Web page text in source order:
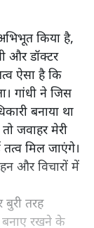
किया है,
और डॉक्टर
ऐसा है कि
गांधी ने जिस
बनाया था
जवाहर मेरी
मिल जाएंगे।
और विचारों में
तरह
बनाए रखने के